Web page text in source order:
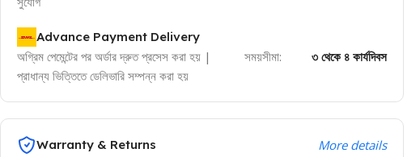
Advance Payment Delivery
অগ্রিম পেমেন্টের পর অর্ডার দ্রুত প্রসেস করা হয় |
প্রাধান্য ভিত্তিতে ডেলিভারি সম্পন্ন করা হয়
সময়সীমা: ৩ থেকে ৪ কার্যদিবস
Warranty & Returns More details